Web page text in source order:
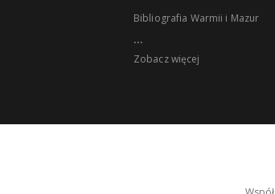
Bibliografia Warmii i Mazur
...
Zobacz więcej